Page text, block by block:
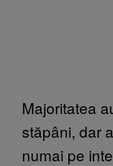
Majoritatea
stăpâni, dar
numai pe